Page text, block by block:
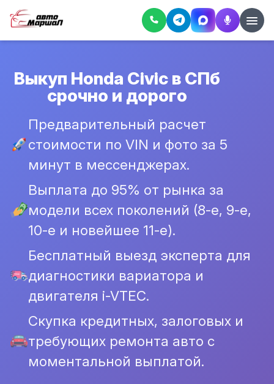
Выкуп Honda Civic в СПб
срочно и дорого
Предварительный расчет
стоимости по VIN и фото за 5
минут в мессенджерах.
Выплата до 95% от рынка за
модели всех поколений (8-е, 9-е,
10-е и новейшее 11-е).
Бесплатный выезд эксперта для
диагностики вариатора и
двигателя i-VTEC.
Скупка кредитных, залоговых и
требующих ремонта авто с
моментальной выплатой.